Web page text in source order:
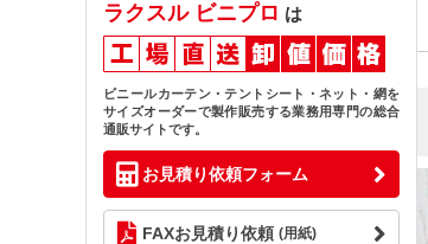
ラクスル ビニプロ は
ビニールカーテン・テントシート・ネット・網を
サイズオーダーで製作販売する業務用専門の総合
通販サイトです。
お見積り依頼フォーム
FAXお見積り依頼 (用紙)